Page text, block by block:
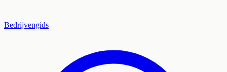
Bedrijvengids